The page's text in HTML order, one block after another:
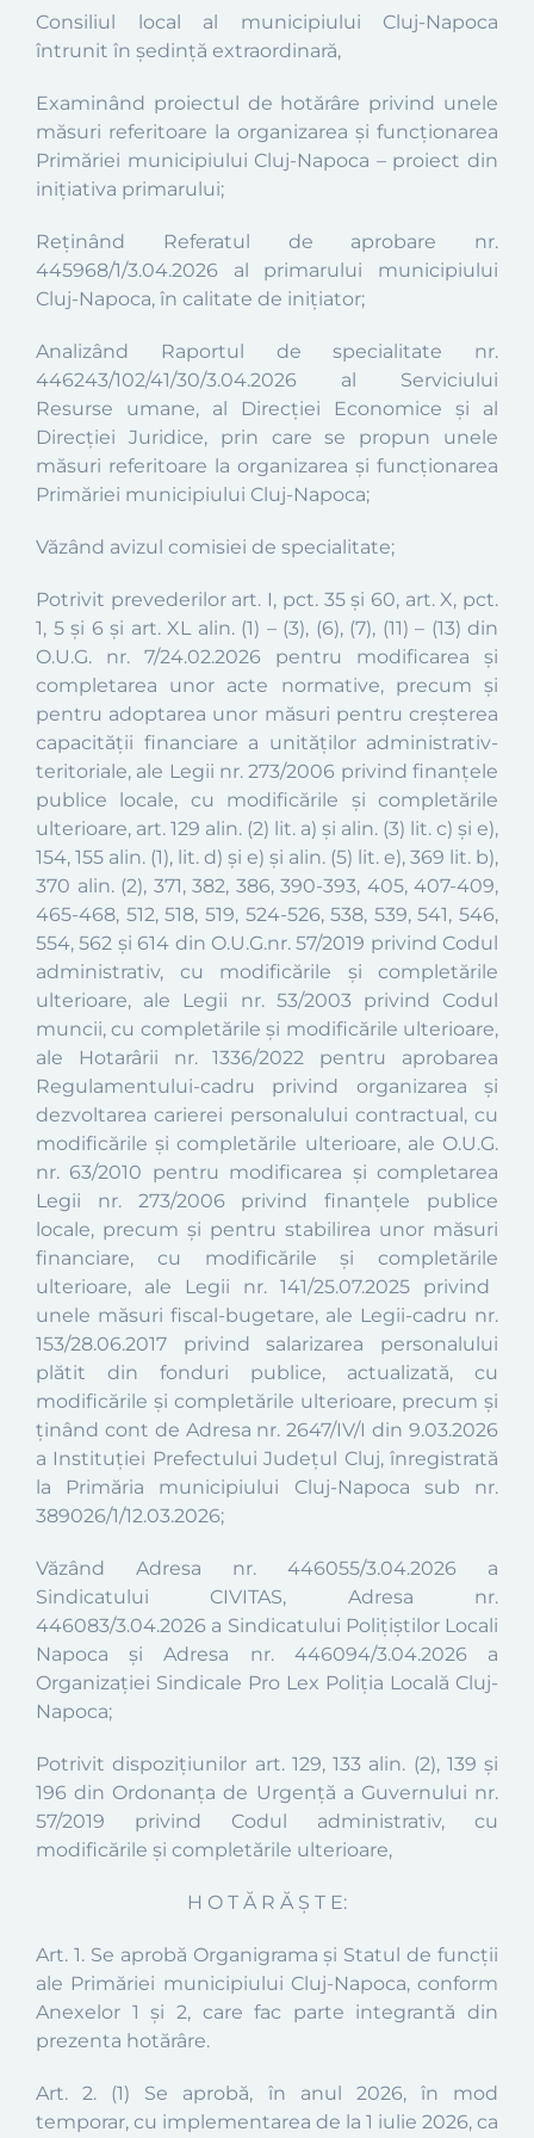
Consiliul local al municipiului Cluj-Napoca
întrunit în şedinţă extraordinară,
Examinând proiectul de hotărâre privind unele
măsuri referitoare la organizarea şi funcţionarea
Primăriei municipiului Cluj-Napoca – proiect din
iniţiativa primarului;
Reținând Referatul de aprobare nr.
445968/1/3.04.2026 al primarului municipiului
Cluj-Napoca, în calitate de inițiator;
Analizând Raportul de specialitate nr.
446243/102/41/30/3.04.2026
al Serviciului
Resurse umane, al Direcției Economice și al
Direcției Juridice, prin care se propun unele
măsuri referitoare la organizarea şi funcţionarea
Primăriei municipiului Cluj-Napoca;
Văzând avizul comisiei de specialitate;
Potrivit prevederilor art. I, pct. 35 și 60, art. X, pct.
1, 5 și 6 și art. XL alin. (1) – (3), (6), (7), (11) – (13) din
O.U.G. nr. 7/24.02.2026 pentru modificarea şi
completarea unor acte normative, precum şi
pentru adoptarea unor măsuri pentru creşterea
capacităţii financiare a unităţilor administrativ-
teritoriale, ale Legii nr. 273/2006 privind finanțele
publice locale, cu modificările şi completările
ulterioare, art. 129 alin. (2) lit. a) și alin. (3) lit. c) și e),
154, 155 alin. (1), lit. d) și e) și alin. (5) lit. e), 369 lit. b),
370 alin. (2), 371, 382, 386, 390-393, 405, 407-409,
465-468, 512, 518, 519, 524-526, 538, 539, 541, 546,
554, 562 și 614 din O.U.G.nr. 57/2019 privind Codul
administrativ, cu modificările şi completările
ulterioare, ale Legii nr. 53/2003 privind Codul
muncii, cu completările şi modificările ulterioare,
ale Hotarârii nr. 1336/2022 pentru aprobarea
Regulamentului-cadru privind organizarea şi
dezvoltarea carierei personalului contractual, cu
modificările şi completările ulterioare, ale O.U.G.
nr. 63/2010 pentru modificarea și completarea
Legii nr. 273/2006 privind finanțele publice
locale, precum și pentru stabilirea unor măsuri
financiare, cu modificările și completările
ulterioare, ale Legii nr. 141/25.07.2025 privind
unele măsuri fiscal-bugetare, ale Legii-cadru nr.
153/28.06.2017 privind salarizarea personalului
plătit din fonduri publice, actualizată, cu
modificările și completările ulterioare, precum și
ținând cont de Adresa nr. 2647/IV/I din9.03.2026
a Instituției Prefectului Județul Cluj, înregistrată
la Primăria municipiului Cluj-Napoca sub nr.
389026/1/12.03.2026;
Văzând Adresa nr. 446055/3.04.2026 a
Sindicatului CIVITAS, Adresa nr.
446083/3.04.2026 a Sindicatului Polițiștilor Locali
Napoca și Adresa nr. 446094/3.04.2026 a
Organizației Sindicale Pro Lex Poliția Locală Cluj-
Napoca;
Potrivit dispoziţiunilor art. 129, 133 alin. (2), 139 și
196 din Ordonanța de Urgență a Guvernului nr.
57/2019 privind Codul administrativ, cu
modificările și completările ulterioare,
H O T Ă R Ă Ş T E:
Art. 1. Se aprobă Organigrama și Statul de funcţii
ale Primăriei municipiului Cluj-Napoca, conform
Anexelor 1 și 2, care fac parte integrantă din
prezenta hotărâre.
Art. 2. (1) Se aprobă, în anul 2026, în mod
temporar, cu implementarea de la 1 iulie 2026, ca